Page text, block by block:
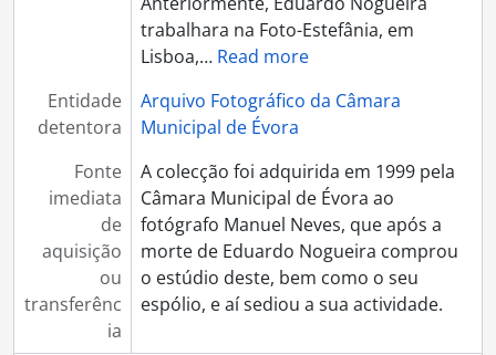
[Série] Armazéns do Chiado na Praça do Giraldo
[Série] Fotografia post-mortem
[Série] Ermida de São Brás
[Série] Sé de Évora
[Série] Igreja da Graça
[Série] Convento do Espinheiro
[Série] Casa Soure
[Série] Templo Romano
[Série] Reproduções de gravuras e documentos
[Série] Passeio ao Norte de Portugal
[Série] Festa de Nossa Senhora da Conceição
trabalhara na Foto-Estefânia, em
Lisboa,… Read more
Entidade
detentora
Arquivo Fotográfico da Câmara
Municipal de Évora
Fonte
imediata
de
aquisição
ou
transferênc
ia
A colecção foi adquirida em 1999 pela
Câmara Municipal de Évora ao
fotógrafo Manuel Neves, que após a
morte de Eduardo Nogueira comprou
o estúdio deste, bem como o seu
espólio, e aí sediou a sua actividade.